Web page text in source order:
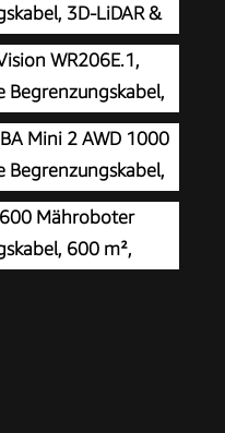
3D-LiDAR &
WR206E.1,
Mini 2 AWD 1000
Mähroboter
600 m²,
Stellen